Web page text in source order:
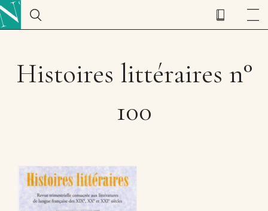
Histoires littéraires n°
100